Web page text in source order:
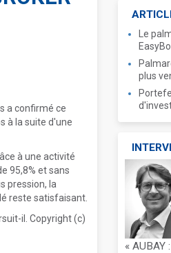
a confirmé ce
à la suite d'une
à une activité
95,8% et sans
pression, la
reste satisfaisant.
il. Copyright (c)
Le
plus
« AUBAY